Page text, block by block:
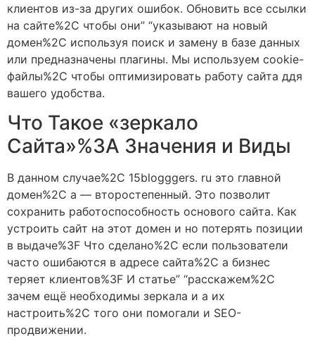
клиентов из-за других ошибок. Обновить все ссылки
на сайте%2C чтобы они” “указывают на новый
домен%2C используя поиск и замену в базе данных
или предназначены плагины. Мы используем cookie-
файлы%2C чтобы оптимизировать работу сайта ддя
вашего удобства.
Что Такое «зеркало
Сайта»%3A Значения и Виды
В данном случае%2C 15blogggers. ru это главной
домен%2C а — второстепенный. Это позволит
сохранить работоспособность основого сайта. Как
устроить сайт на этот домен и но потерять позиции
в выдаче%3F Что сделано%2C если пользователи
часто ошибаются в адресе сайта%2C а бизнес
теряет клиентов%3F И статье” “расскажем%2C
зачем ещё необходимы зеркала и а их
настроить%2C того они помогали и SEO-
продвижении.